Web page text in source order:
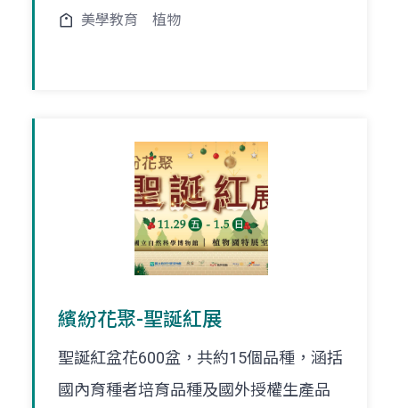
美學教育 植物
繽紛花聚-聖誕紅展
聖誕紅盆花600盆，共約15個品種，涵括
國內育種者培育品種及國外授權生產品